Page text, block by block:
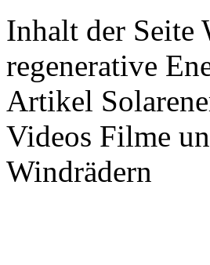
Inhalt der Seite
regenerative
Artikel
Videos Filme
Windrädern